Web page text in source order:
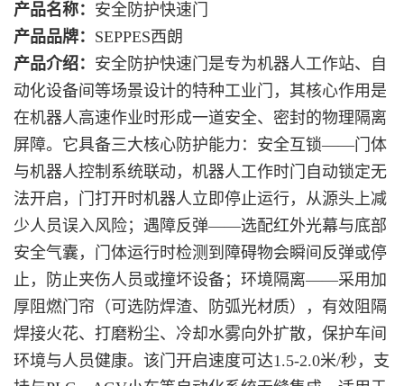
产品名称： 安全防护快速门
产品品牌： SEPPES西朗
产品介绍： 安全防护快速门是专为机器人工作站、自
动化设备间等场景设计的特种工业门，其核心作用是
在机器人高速作业时形成一道安全、密封的物理隔离
屏障。它具备三大核心防护能力：安全互锁——门体
与机器人控制系统联动，机器人工作时门自动锁定无
法开启，门打开时机器人立即停止运行，从源头上减
少人员误入风险；遇障反弹——选配红外光幕与底部
安全气囊，门体运行时检测到障碍物会瞬间反弹或停
止，防止夹伤人员或撞坏设备；环境隔离——采用加
厚阻燃门帘（可选防焊渣、防弧光材质），有效阻隔
焊接火花、打磨粉尘、冷却水雾向外扩散，保护车间
环境与人员健康。该门开启速度可达1.5-2.0米/秒，支